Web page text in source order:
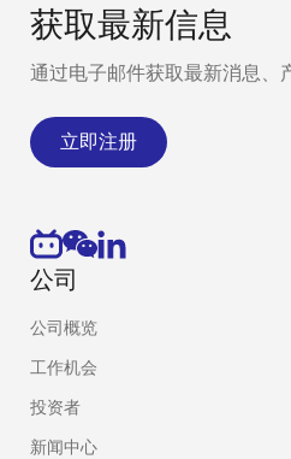
获取最新信息
通过电子邮件获取最新消息、
立即注册
公司
公司概览
工作机会
投资者
新闻中心